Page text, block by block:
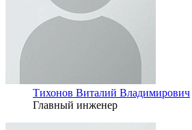
Тихонов Виталий Владимирович
Главный инженер